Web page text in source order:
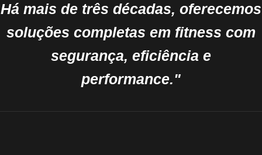
Há mais de três décadas, oferecemos
soluções completas em fitness com
segurança, eficiência e
performance."